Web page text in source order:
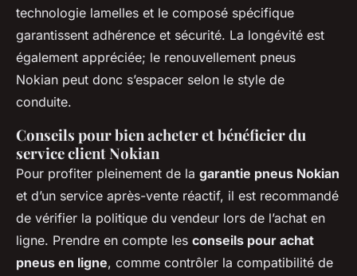
technologie lamelles et le composé spécifique
garantissent adhérence et sécurité. La longévité est
également appréciée; le renouvellement pneus
Nokian peut donc s’espacer selon le style de
conduite.
Conseils pour bien acheter et bénéficier du
service client Nokian
Pour profiter pleinement de la garantie pneus Nokian
et d’un service après-vente réactif, il est recommandé
de vérifier la politique du vendeur lors de l’achat en
ligne. Prendre en compte les conseils pour achat
pneus en ligne, comme contrôler la compatibilité de